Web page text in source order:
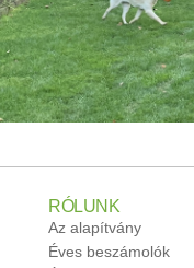
RÓLUNK
Az alapítvány
Éves beszámolók